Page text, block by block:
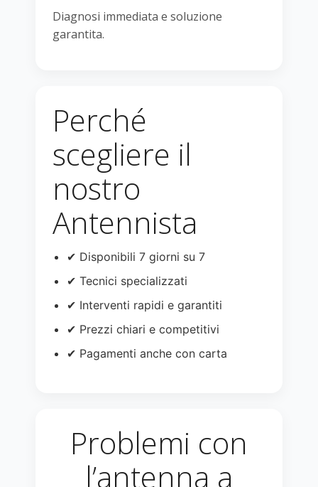
Diagnosi immediata e soluzione
garantita.
Perché
scegliere il
nostro
Antennista
✔ Disponibili 7 giorni su 7
✔ Tecnici specializzati
✔ Interventi rapidi e garantiti
✔ Prezzi chiari e competitivi
✔ Pagamenti anche con carta
Problemi con
l’antenna a